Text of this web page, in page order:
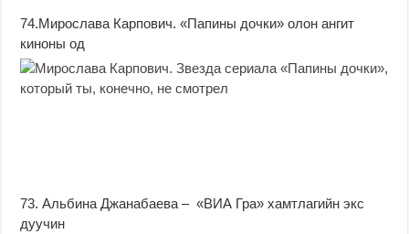
74.Мирослава Карпович. «Папины дочки» олон ангит
киноны од
73. Альбина Джанабаева – «ВИА Гра» хамтлагийн экс
дуучин